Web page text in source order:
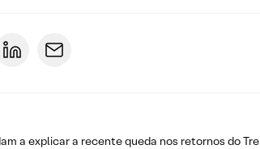
a explicar a recente queda nos retornos do